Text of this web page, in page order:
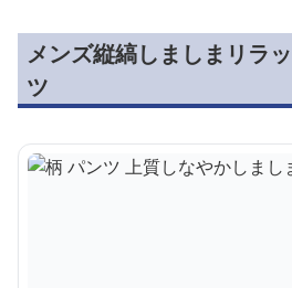
メンズ縦縞しましまリラ
ツ